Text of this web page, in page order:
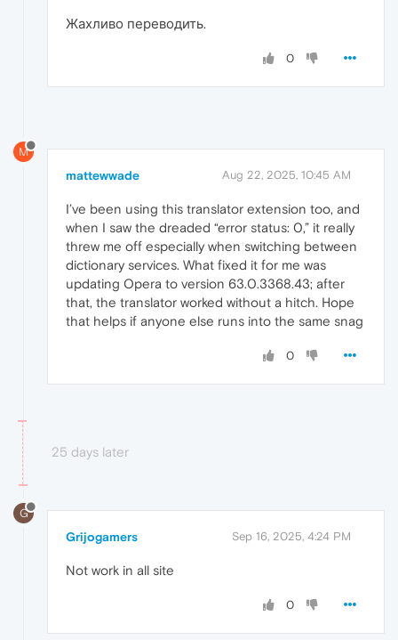
Жахливо переводить.
0
M
mattewwade Aug 22, 2025, 10:45 AM
I’ve been using this translator extension too, and
when I saw the dreaded “error status: 0,” it really
threw me off especially when switching between
dictionary services. What fixed it for me was
updating Opera to version 63.0.3368.43; after
that, the translator worked without a hitch. Hope
that helps if anyone else runs into the same snag
0
25 days later
G
Grijogamers Sep 16, 2025, 4:24 PM
Not work in all site
0